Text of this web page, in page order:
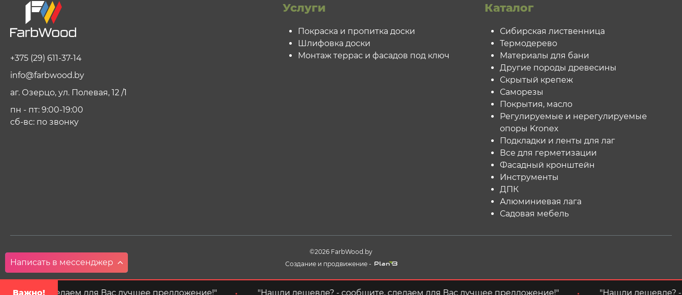
Написать в мессенджер
Написать в Viber
Написать в Whatsapp
Написать в Telegram
+375 (29) 611-37-14
info@farbwood.by
аг. Озерцо, ул. Полевая, 12 /1
пн - пт: 9:00-19:00
сб-вс: по звонку
Услуги
Покраска и пропитка доски
Шлифовка доски
Монтаж террас и фасадов под ключ
Каталог
Сибирская лиственница
Термодерево
Материалы для бани
Другие породы древесины
Скрытый крепеж
Саморезы
Покрытия, масло
Регулируемые и нерегулируемые
опоры Kronex
Подкладки и ленты для лаг
Все для герметизации
Фасадный кронштейн
Инструменты
ДПК
Алюминиевая лага
Садовая мебель
©2026 FarbWood.by
Создание и продвижение -
Важно!
сделаем для Вас лучшее предложение!" "Нашли дешевле? - сообщите, сделаем для Вас лучшее предложение!" "Нашли дешевле? -